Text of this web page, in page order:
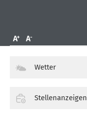
Wetter
Stellenanzeigen